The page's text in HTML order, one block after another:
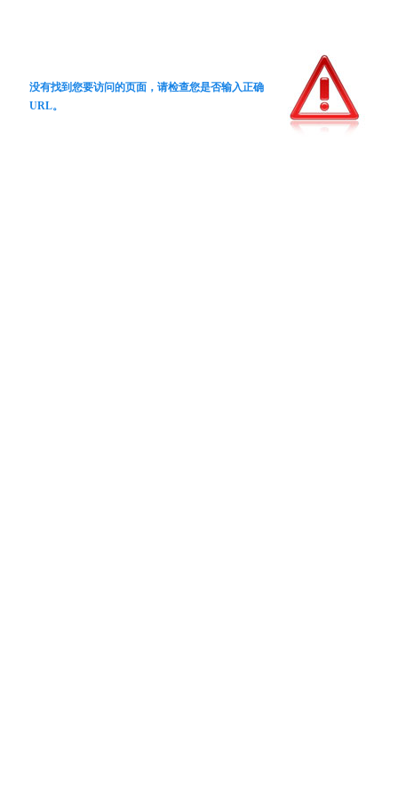
没有找到您要访问的页面，请检查您是否输入正确
URL。